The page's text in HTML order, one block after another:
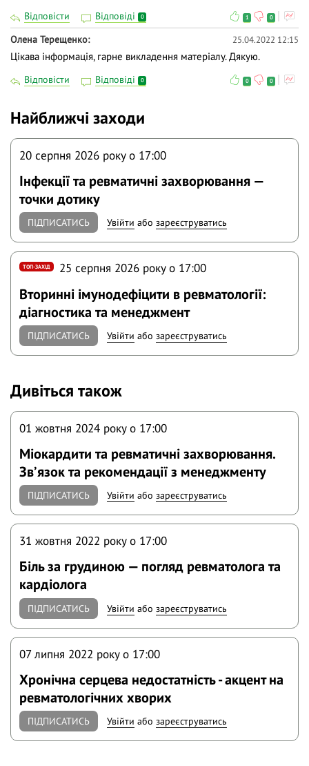
Відповісти Відповіді 0 1 0
Олена Терещенко 25.04.2022 12:15
Цікава інформація, гарне викладення матеріалу. Дякую.
Відповісти Відповіді 0 0 0
Найближчі заходи
20 серпня 2026 року o 17:00
Інфекції та ревматичні захворювання —
точки дотику
ПІДПИСАТИСЬ Увійти абозареєструватись
ТОП-ЗАХІД 25 серпня 2026 року o 17:00
Вторинні імунодефіцити в ревматології:
діагностика та менеджмент
ПІДПИСАТИСЬ Увійти абозареєструватись
Дивіться також
01 жовтня 2024 року o 17:00
Міокардити та ревматичні захворювання.
Звʼязок та рекомендації з менеджменту
ПІДПИСАТИСЬ Увійти абозареєструватись
31 жовтня 2022 року o 17:00
Біль за грудиною — погляд ревматолога та
кардіолога
ПІДПИСАТИСЬ Увійти абозареєструватись
07 липня 2022 року o 17:00
Хронічна серцева недостатність - акцент на
ревматологічних хворих
ПІДПИСАТИСЬ Увійти абозареєструватись